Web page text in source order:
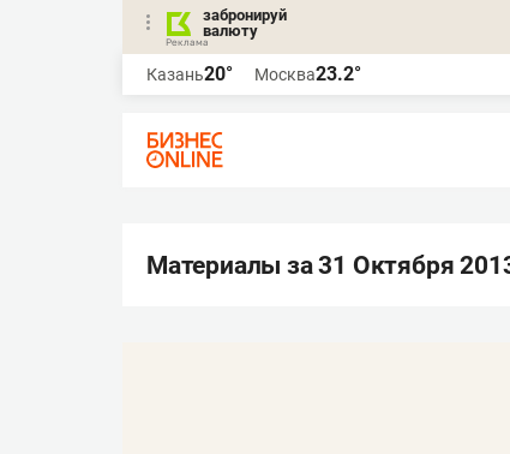
забронируй
валюту
Казань20° Москва23.2°
Материалы за 31 Октября